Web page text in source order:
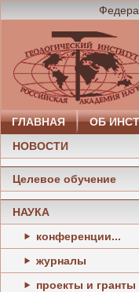
ГЛАВНАЯ ОБ
НОВОСТИ
Целевое обучение
НАУКА
конференции...
журналы
проекты и гранты